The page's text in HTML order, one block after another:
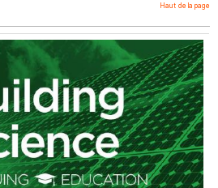
Haut de la page